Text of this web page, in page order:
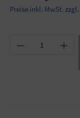
Preise inkl. MwSt.
Produkt